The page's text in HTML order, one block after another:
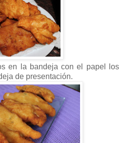
en la bandeja con el papel los
de presentación.